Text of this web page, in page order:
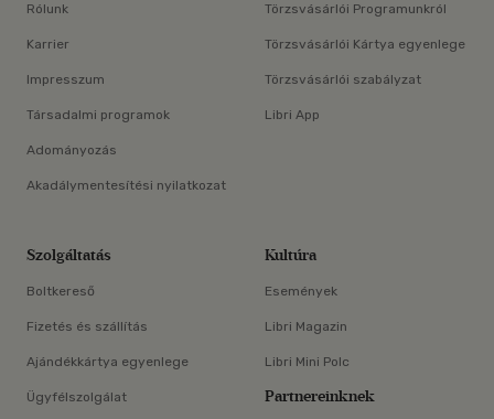
Rólunk
Karrier
Impresszum
Társadalmi programok
Adományozás
Akadálymentesítési nyilatkozat
Törzsvásárlói Programunkról
Törzsvásárlói Kártya egyenlege
Törzsvásárlói szabályzat
Libri App
Szolgáltatás
Boltkereső
Fizetés és szállítás
Ajándékkártya egyenlege
Ügyfélszolgálat
Kultúra
Események
Libri Magazin
Libri Mini Polc
Partnereinknek